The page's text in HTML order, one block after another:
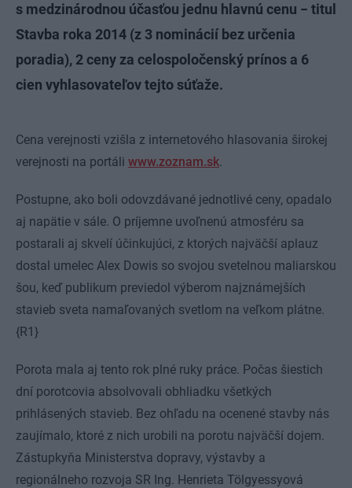
s medzinárodnou účasťou jednu hlavnú cenu − titul
Stavba roka 2014 (z 3 nominácií bez určenia
poradia), 2 ceny za celospoločenský prínos a 6
cien vyhlasovateľov tejto súťaže.
Cena verejnosti vzišla z internetového hlasovania širokej
verejnosti na portáli www.zoznam.sk.
Postupne, ako boli odovzdávané jednotlivé ceny, opadalo
aj napätie v sále. O príjemne uvoľnenú atmosféru sa
postarali aj skvelí účinkujúci, z ktorých najväčší aplauz
dostal umelec Alex Dowis so svojou svetelnou maliarskou
šou, keď publikum previedol výberom najznámejších
stavieb sveta namaľovaných svetlom na veľkom plátne.
{R1}
Porota mala aj tento rok plné ruky práce. Počas šiestich
dní porotcovia absolvovali obhliadku všetkých
prihlásených stavieb. Bez ohľadu na ocenené stavby nás
zaujímalo, ktoré z nich urobili na porotu najväčší dojem.
Zástupkyňa Ministerstva dopravy, výstavby a
regionálneho rozvoja SR Ing. Henrieta Tölgyessyová